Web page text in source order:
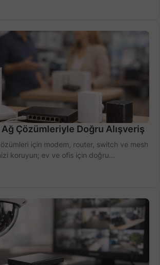
Ağ Çözümleriyle Doğru Alışveriş
için modem, router, switch ve mesh
koruyun; ev ve ofis için doğru